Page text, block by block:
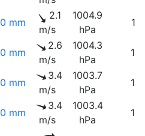
0 mm
2.1
m/s
1004.9
hPa
0 mm
2.6
m/s
1004.3
hPa
0 mm
3.4
m/s
1003.7
hPa
0 mm
3.4
m/s
1003.4
hPa